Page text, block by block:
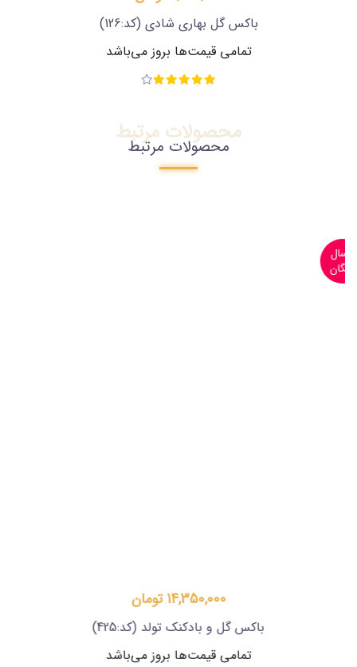
باکس گل بهاری شادی (کد:126)
تمامی قیمت‌ها بروز می‌باشد
محصولات مرتبط
محصولات مرتبط
ارسال
رایگان
14,350,000 تومان
باکس گل و بادکنک تولد (کد:425)
تمامی قیمت‌ها بروز می‌باشد